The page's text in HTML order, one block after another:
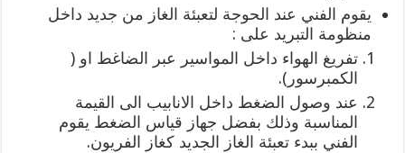
يقوم الفني عند الحوجة لتعبئة الغاز من جديد داخل
منظومة التبريد على :
تفريغ الهواء داخل المواسير عبر الضاغط او (
الكمبرسور).
عند وصول الضغط داخل الانابيب الى القيمة
المناسبة وذلك بفضل جهاز قياس الضغط يقوم
الفني ببدء تعبئة الغاز الجديد كغاز الفريون.